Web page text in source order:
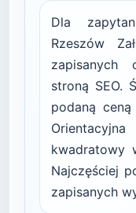
Dla
Rzeszów
stroną SEO.
podaną
kwadratowy
Najczęściej
zapisanych